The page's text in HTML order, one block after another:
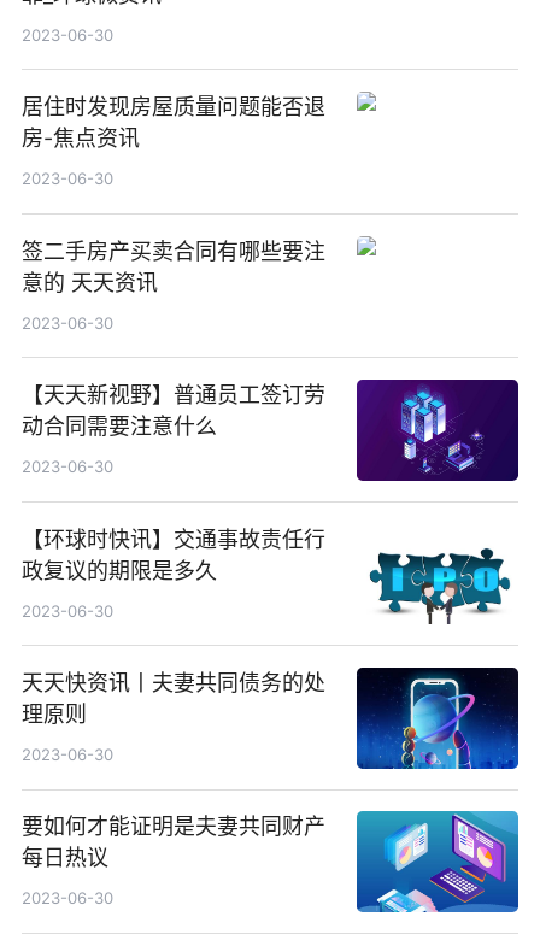
2023-06-30
居住时发现房屋质量问题能否退
房-焦点资讯
2023-06-30
签二手房产买卖合同有哪些要注
意的 天天资讯
2023-06-30
【天天新视野】普通员工签订劳
动合同需要注意什么
2023-06-30
【环球时快讯】交通事故责任行
政复议的期限是多久
2023-06-30
天天快资讯丨夫妻共同债务的处
理原则
2023-06-30
要如何才能证明是夫妻共同财产
每日热议
2023-06-30